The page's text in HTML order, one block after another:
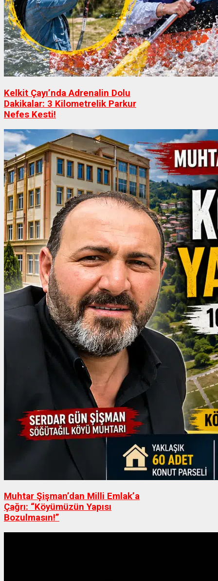
Kelkit Çayı’nda Adrenalin Dolu
Dakikalar: 3 Kilometrelik Parkur
Nefes Kesti!
Muhtar Şişman’dan Milli Emlak’a
Çağrı: “Köyümüzün Yapısı
Bozulmasın!”